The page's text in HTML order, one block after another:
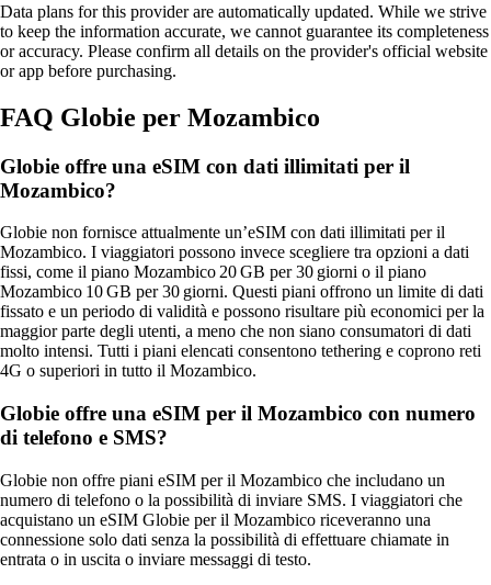
Data plans for this provider are automatically updated. While we strive
to keep the information accurate, we cannot guarantee its completeness
or accuracy. Please confirm all details on the provider's official website
or app before purchasing.
FAQ Globie per Mozambico
Globie offre una eSIM con dati illimitati per il
Mozambico?
Globie non fornisce attualmente un’eSIM con dati illimitati per il
Mozambico. I viaggiatori possono invece scegliere tra opzioni a dati
fissi, come il piano Mozambico 20 GB per 30 giorni o il piano
Mozambico 10 GB per 30 giorni. Questi piani offrono un limite di dati
fissato e un periodo di validità e possono risultare più economici per la
maggior parte degli utenti, a meno che non siano consumatori di dati
molto intensi. Tutti i piani elencati consentono tethering e coprono reti
4G o superiori in tutto il Mozambico.
Globie offre una eSIM per il Mozambico con numero
di telefono e SMS?
Globie non offre piani eSIM per il Mozambico che includano un
numero di telefono o la possibilità di inviare SMS. I viaggiatori che
acquistano un eSIM Globie per il Mozambico riceveranno una
connessione solo dati senza la possibilità di effettuare chiamate in
entrata o in uscita o inviare messaggi di testo.